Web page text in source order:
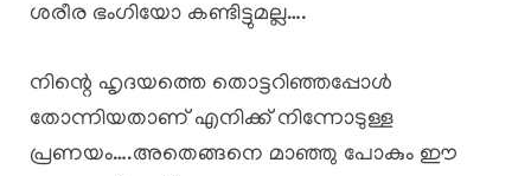
ശരീര ഭംഗിയോ കണ്ടിട്ടുമല്ല….
നിന്റെ ഹൃദയത്തെ തൊട്ടറിഞ്ഞപ്പോൾ
തോന്നിയതാണ് എനിക്ക് നിന്നോടുള്ള
പ്രണയം….അതെങ്ങനെ മാഞ്ഞു പോകും ഈ